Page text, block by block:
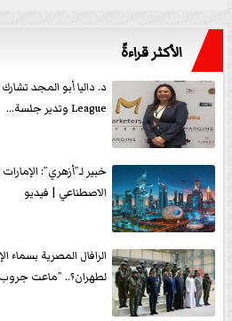
الأكثر قراءةً
League وتدير جلسة...
خبير لـ”أزهري”:
الاصطناعي | فيديو
الرافال المصرية بسماء
لطهران؟.. ”ماعت